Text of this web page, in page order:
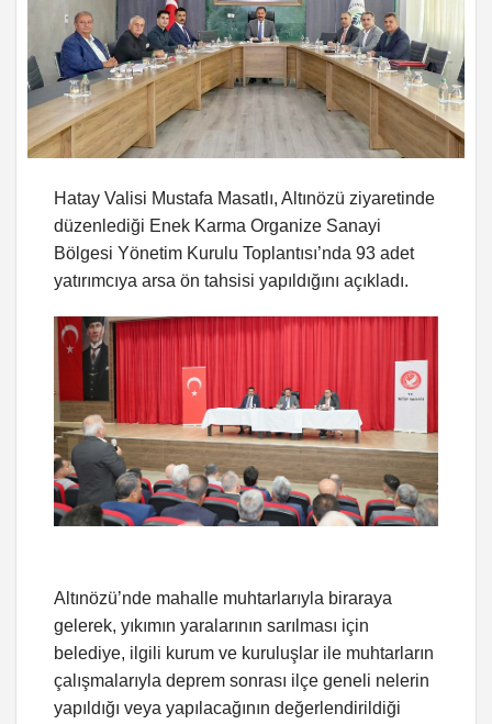
Hatay Valisi Mustafa Masatlı, Altınözü ziyaretinde
düzenlediği Enek Karma Organize Sanayi
Bölgesi Yönetim Kurulu Toplantısı’nda 93 adet
yatırımcıya arsa ön tahsisi yapıldığını açıkladı.
Altınözü’nde mahalle muhtarlarıyla biraraya
gelerek, yıkımın yaralarının sarılması için
belediye, ilgili kurum ve kuruluşlar ile muhtarların
çalışmalarıyla deprem sonrası ilçe geneli nelerin
yapıldığı veya yapılacağının değerlendirildiği